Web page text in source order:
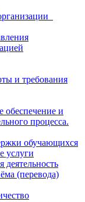
и требования
обеспечение и
процесса.
обучающихся
услуги
деятельность
(перевода)